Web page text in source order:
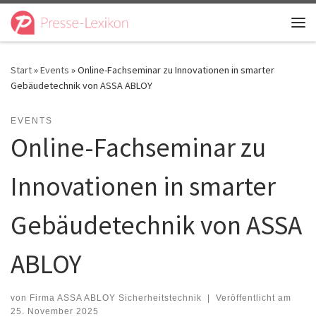
Zum Inhalt springen
Start»Events »Online-Fachseminar zu Innovationen in smarter
Gebäudetechnik von ASSA ABLOY
EVENTS
Online-Fachseminar zu
Innovationen in smarter
Gebäudetechnik von ASSA
ABLOY
von Firma ASSA ABLOY Sicherheitstechnik |
Veröffentlicht am
25. November 2025